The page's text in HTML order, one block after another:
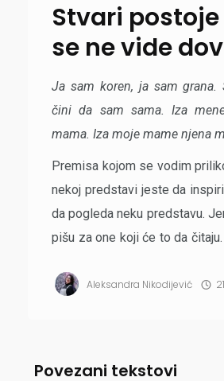
Stvari
se ne vide
jasno
Ja sam koren, ja sam grana.
čini da sam sama. Iza
mama. Iza moje mame njena
Premisa kojom se vodim
nekoj predstavi jeste da
da pogleda neku predstavu.
pišu za one koji će to da
gledaju. To...Aleksandra Nikodijević
Povezani tekstovi